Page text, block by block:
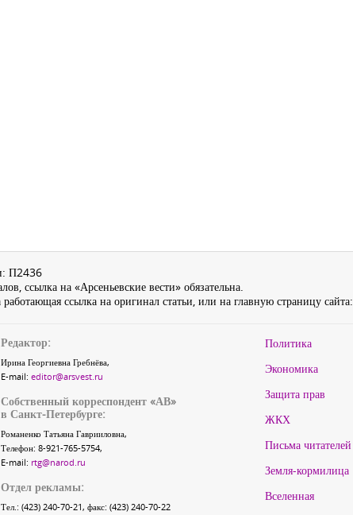
П2436
ссылка на «Арсеньевские вести» обязательна.
ссылка на оригинал статьи, или на главную страницу сайта:
Редактор:
Ирина Георгиевна Гребнёва,
E-mail: editor@arsvest.ru
Собственный корреспондент «АВ»
в Санкт-Петербурге:
Романенко Татьяна Гаврииловна,
Телефон: 8-921-765-5754,
E-mail: rtg@narod.ru
Отдел рекламы:
Тел.: (423) 240-70-21, факс: (423) 240-70-22
Политика
Экономика
Защита прав
ЖКХ
Письма читателей
Земля-кормилица
Вселенная